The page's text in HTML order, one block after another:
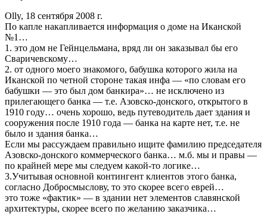
Olly, 18 сентября 2008 г.
По капле накапливается информация о доме на Иканской
№1…
1. это дом не Гейнцельмана, вряд ли он заказывал бы его
Сваричевскому…
2. от одного моего знакомого, бабушка которого жила на
Иканской по четной стороне такая инфа — «по словам его
бабушки — это был дом банкира»… не исключено из
прилегающего банка — т.е. Азовско-донского, открытого в
1910 году… очень хорошо, ведь путеводитель дает здания и
сооружения после 1910 года — банка на карте нет, т.е. не
было и здания банка…
Если мы рассуждаем правильно ищите фамилию председателя
Азовско-донского коммерческого банка… м.б. мы и правы —
по крайней мере мы следуем какой-то логике…
3.Учитывая основной контингент клиентов этого банка,
согласно Добросмыслову, то это скорее всего еврей…
это тоже «фактик» — в здании нет элементов славянской
архитектуры, скорее всего по желанию заказчика…